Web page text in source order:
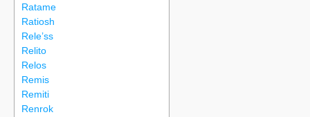
Ratame
Ratiosh
Rele’ss
Relito
Relos
Remis
Remiti
Renrok